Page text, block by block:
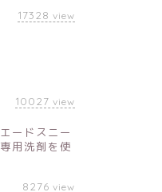
17328 view
10027 view
ードスニー
用洗剤を使
8276 view